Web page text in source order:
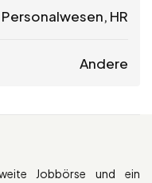
Personalwesen, HR
Andere
Jobbörse und ein